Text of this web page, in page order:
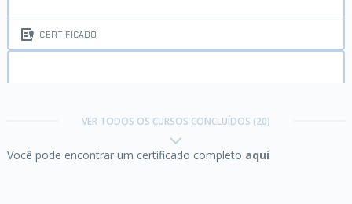
CERTIFICADO
VER TODOS OS CURSOS CONCLUÍDOS (20)
Você pode encontrar um certificado completo aqui